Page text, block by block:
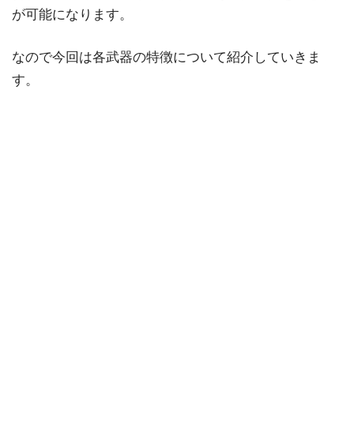
が可能になります。
なので今回は各武器の特徴について紹介していきま
す。